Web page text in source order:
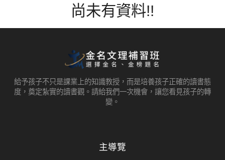
尚未有資料!!
給予孩子不只是課業上的知識教授，而是培養孩子正確的讀書態
度，奠定紮實的讀書觀。請給我們一次機會，讓您看見孩子的轉
變。
主導覽